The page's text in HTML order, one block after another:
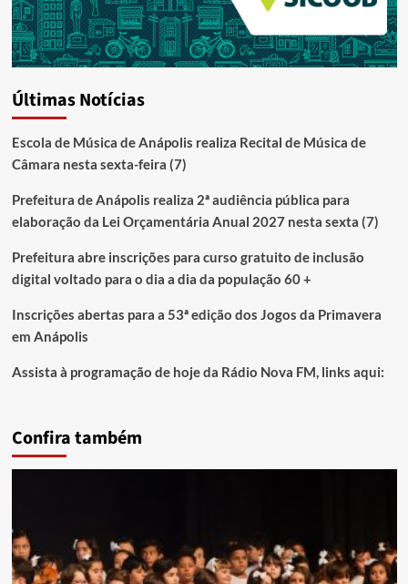
Últimas Notícias
Escola de Música de Anápolis realiza Recital de Música de
Câmara nesta sexta-feira (7)
Prefeitura de Anápolis realiza 2ª audiência pública para
elaboração da Lei Orçamentária Anual 2027 nesta sexta (7)
Prefeitura abre inscrições para curso gratuito de inclusão
digital voltado para o dia a dia da população 60 +
Inscrições abertas para a 53ª edição dos Jogos da Primavera
em Anápolis
Assista à programação de hoje da Rádio Nova FM, links aqui:
Confira também